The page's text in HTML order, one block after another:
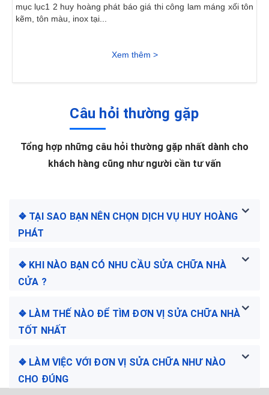
mục lục1 2 huy hoàng phát báo giá thi công lam máng xối tôn
kẽm, tôn màu, inox tại...
Xem thêm >
Câu hỏi thường gặp
Tổng hợp những câu hỏi thường gặp nhất dành cho
khách hàng cũng như người cần tư vấn
❖ TẠI SAO BẠN NÊN CHỌN DỊCH VỤ HUY HOÀNG
PHÁT
❖ KHI NÀO BẠN CÓ NHU CẦU SỬA CHỮA NHÀ
CỬA ?
❖ LÀM THẾ NÀO ĐỂ TÌM ĐƠN VỊ SỬA CHỮA NHÀ
TỐT NHẤT
❖ LÀM VIỆC VỚI ĐƠN VỊ SỬA CHỮA NHƯ NÀO
CHO ĐÚNG